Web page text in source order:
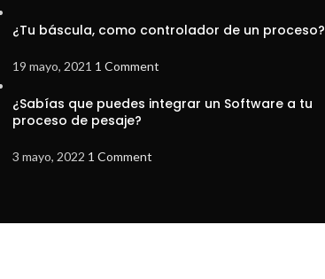
¿Tu báscula, como controlador de un proceso?
19 mayo, 2021 1 Comment
¿Sabías que puedes integrar un Software a tu
proceso de pesaje?
3 mayo, 2022 1 Comment